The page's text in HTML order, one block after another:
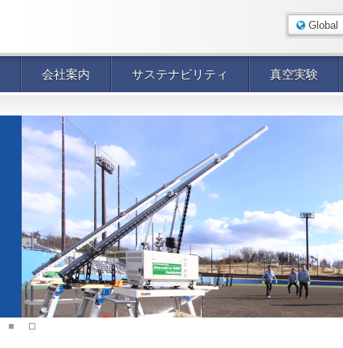
Global
会社案内 サステナビリティ 真空実験